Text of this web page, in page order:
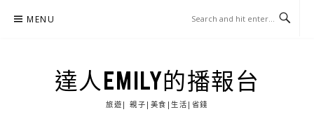
MENU
達人EMILY的播報台
旅遊| 親子|美食|生活|省錢